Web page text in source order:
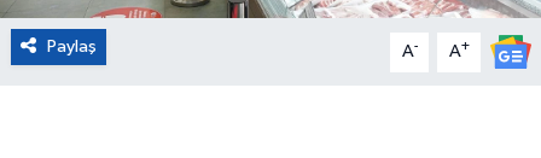
Paylaş A- A+
Kültür ve Sanat